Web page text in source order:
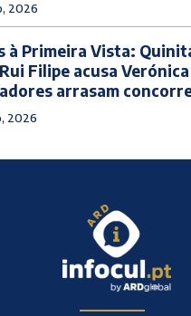
2026
à Primeira Vista:
Filipe acusa
arrasam
2026